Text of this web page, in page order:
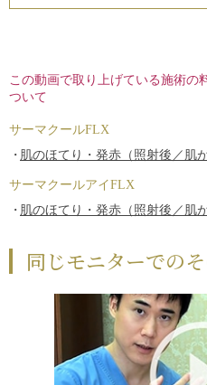
この動画で取り上げている施術の
ついて
サーマクールFLX
肌のほてり・発赤（照射後／肌
サーマクールアイFLX
肌のほてり・発赤（照射後／肌
同じモニターでの